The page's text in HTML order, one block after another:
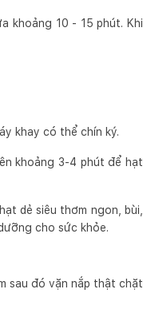
khoảng 10 - 15 phút. Khi
khay có thể chín ký.
khoảng 3-4 phút để hạt
dẻ siêu thơm ngon, bùi,
cho sức khỏe.
sau đó vặn nắp thật chặt